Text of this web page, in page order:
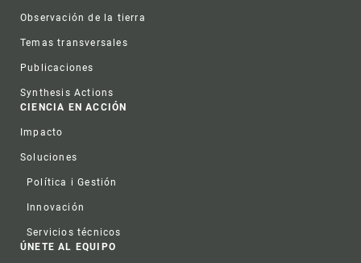
Observación de la tierra
Temas transversales
Publicaciones
Synthesis Actions
CIENCIA EN ACCIÓN
Impacto
Soluciones
Política i Gestión
Innovación
Servicios técnicos
ÚNETE AL EQUIPO